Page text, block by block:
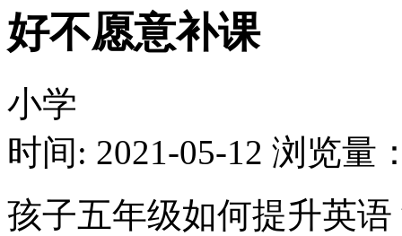
好不愿意补课
小学
时间: 2021-05-12 浏览量
孩子五年级如何提升英